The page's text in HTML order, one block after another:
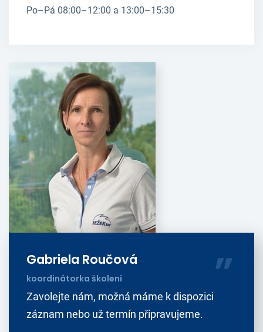
Po–Pá 08:00–12:00 a 13:00–15:30
Gabriela Roučová
koordinátorka školení
Zavolejte nám, možná máme k dispozici
záznam nebo už termín připravujeme.